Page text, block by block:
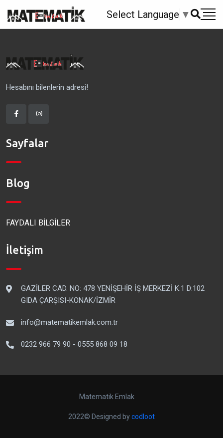
Select Language ▼
Hesabını bilenlerin adresi!
Sayfalar
Blog
FAYDALI BİLGİLER
İletişim
GAZİLER CAD. NO: 478 YENİŞEHİR İŞ MERKEZİ K:1 D:102
GIDA ÇARŞISI-KONAK/İZMİR
info@matematikemlak.com.tr
0232 966 79 90 - 0555 868 09 18
Matematik Emlak
2022© Designed bycodloot